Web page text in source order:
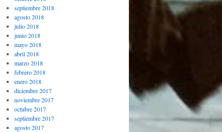
septiembre 2018
agosto 2018
julio 2018
junio 2018
mayo 2018
abril 2018
marzo 2018
febrero 2018
enero 2018
diciembre 2017
noviembre 2017
octubre 2017
septiembre 2017
agosto 2017